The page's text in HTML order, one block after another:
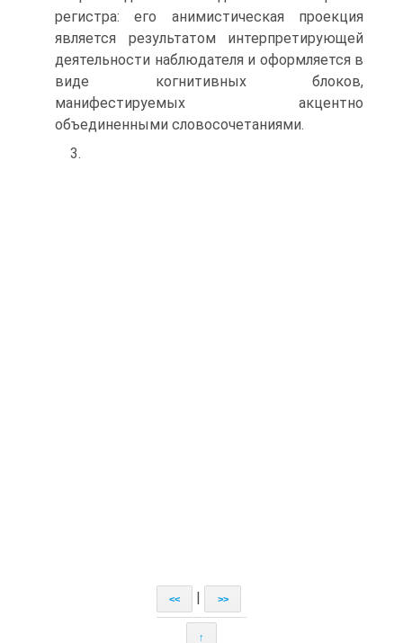
регистра: его анимистическая проекция
является результатом интерпретирующей
деятельности наблюдателя и оформляется в
виде когнитивных блоков,
манифестируемых акцентно
объединенными словосочетаниями.
3.
<< >>
↑